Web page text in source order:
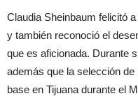
Claudia Sheinbaum felicitó
y también reconoció el
que es aficionada. Durante
además que la selección
base en Tijuana durante el